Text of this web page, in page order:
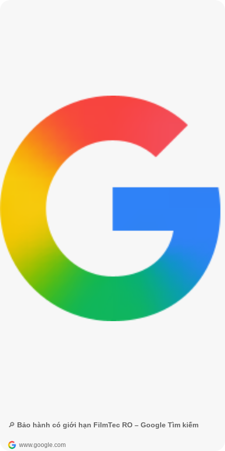
🔎 Bảo hành có giới hạn FilmTec RO – Google Tìm kiếm
www.google.com